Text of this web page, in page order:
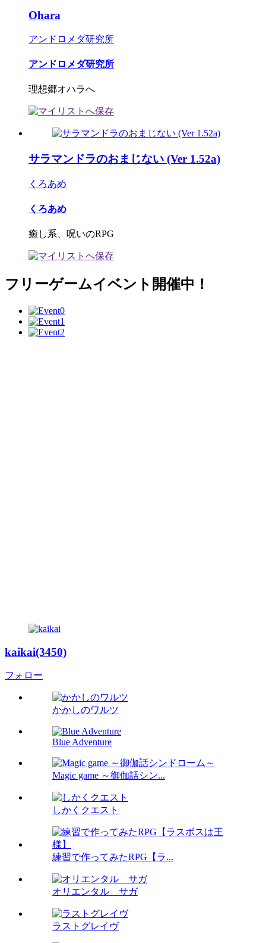
Ohara
アンドロメダ研究所
アンドロメダ研究所
理想郷オハラへ
サラマンドラのおまじない (Ver 1.52a)
くろあめ
くろあめ
癒し系、呪いのRPG
フリーゲームイベント開催中！
kaikai(3450)
フォロー
かかしのワルツ
Blue Adventure
Magic game ～御伽話シン...
しかくクエスト
練習で作ってみたRPG【ラ...
オリエンタル サガ
ラストグレイヴ